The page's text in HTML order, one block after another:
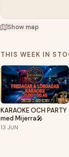
Show map
THIS WEEK IN
KARAOKE OCH PARTY
med Mijerra🎤
13 JUN